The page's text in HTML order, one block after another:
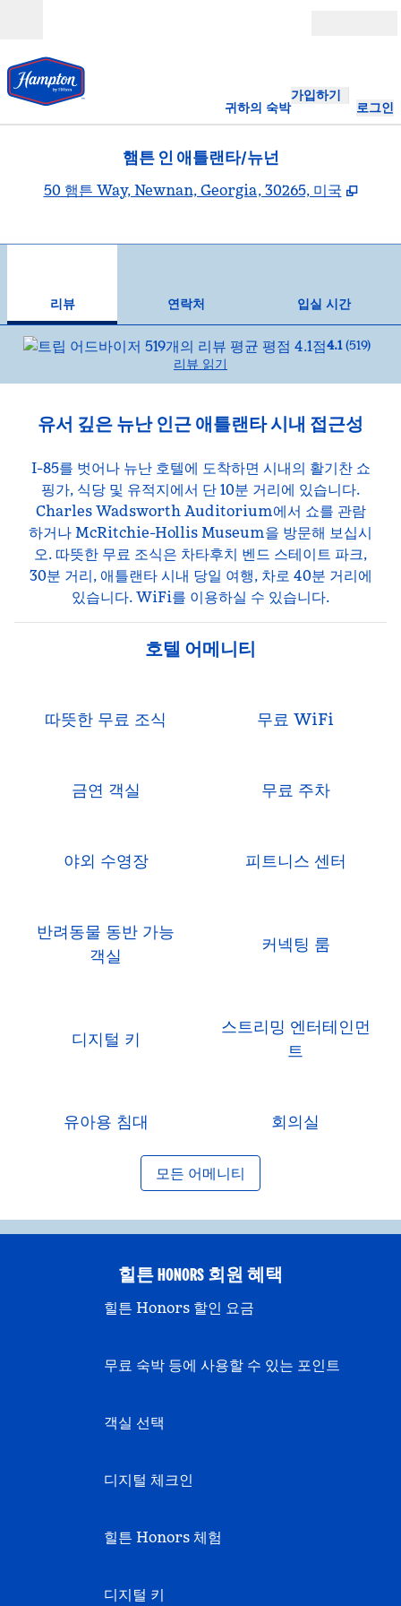
귀하의 숙박
가입하기
로그인
햄튼 인 애틀랜타/뉴넌
50 햄튼 Way, Newnan, Georgia, 30265, 미국 ,
리뷰 연락처
입실 시간
4.1 (519)
리뷰 읽기
유서 깊은 뉴난 인근 애틀랜타 시내 접근성
I-85를 벗어나 뉴난 호텔에 도착하면 시내의 활기찬 쇼
핑가, 식당 및 유적지에서 단 10분 거리에 있습니다.
Charles Wadsworth Auditorium에서 쇼를 관람
하거나 McRitchie-Hollis Museum을 방문해 보십시
오. 따뜻한 무료 조식은 차타후치 벤드 스테이트 파크,
30분 거리, 애틀랜타 시내 당일 여행, 차로 40분 거리에
있습니다. WiFi를 이용하실 수 있습니다.
호텔 어메니티
따뜻한 무료 조식 무료 WiFi
금연 객실 무료 주차
야외 수영장 피트니스 센터
반려동물 동반 가능
객실
커넥팅 룸
디지털 키
스트리밍 엔터테인먼
트
유아용 침대 회의실
모든 어메니티
힐튼 HONORS 회원 혜택
힐튼 Honors 할인 요금
무료 숙박 등에 사용할 수 있는 포인트
객실 선택
디지털 체크인
힐튼 Honors 체험
디지털 키